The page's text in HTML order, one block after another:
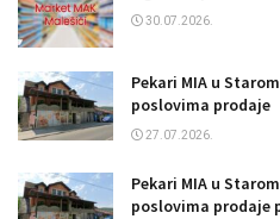
30.07.2026.
Pekari MIA u
poslovima prodaje
27.07.2026.
Pekari MIA u
poslovima prodaje